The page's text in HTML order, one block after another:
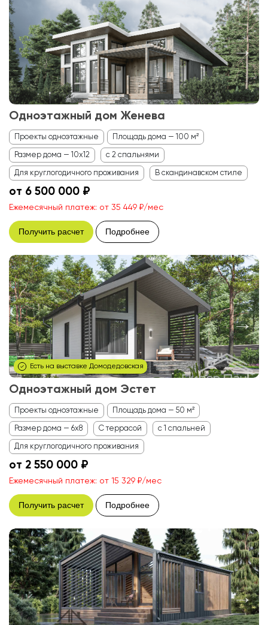
Одноэтажный дом Женева
Проекты одноэтажные Площадь дома — 100 м²
Размер дома — 10x12 с 2 спальнями
Для круглогодичного проживания В скандинавском стиле
от 6 500 000 ₽
Ежемесячный платеж: от 35 449 ₽/мес
Получить расчет Подробнее
Есть на выставке Домодедовская
Одноэтажный дом Эстет
Проекты одноэтажные Площадь дома — 50 м²
Размер дома — 6x8 С террасой с 1 спальней
Для круглогодичного проживания
от 2 550 000 ₽
Ежемесячный платеж: от 15 329 ₽/мес
Получить расчет Подробнее